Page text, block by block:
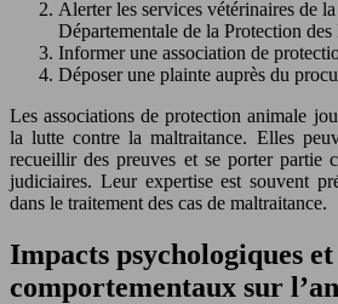
Alerter les services vétérinaires de
Départementale de la Protection
Informer une association de
Déposer une plainte auprès du
Les associations de protection animale
la lutte contre la maltraitance. Elles
recueillir des preuves et se porter partie
judiciaires. Leur expertise est souvent
dans le traitement des cas de maltraitance.
Impacts psychologiques et
comportementaux sur